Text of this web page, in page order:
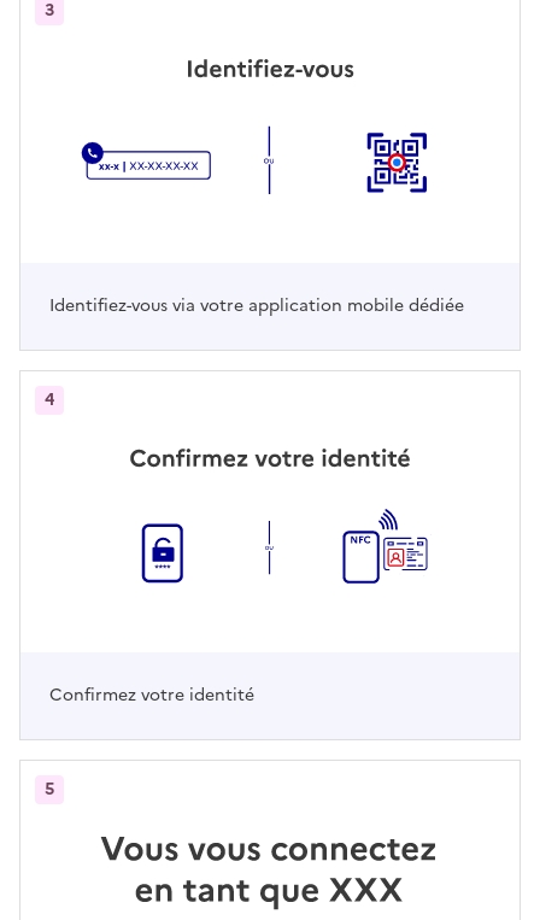
Identifiez-vous via votre application mobile dédiée
3
Confirmez votre identité
4
5